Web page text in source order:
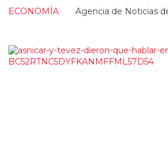
Agencia de Noticias
ECONOMÍA